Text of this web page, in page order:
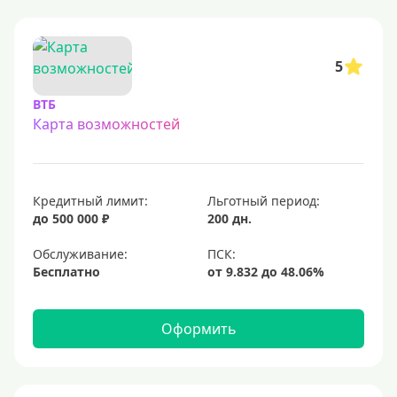
С процентом на остаток
Без процентов
5000 руб
10000 руб
20000 руб
25000 руб
5
ВТБ
Карта возможностей
Кредитный лимит:
до 500 000 ₽
Льготный период:
200 дн.
Обслуживание:
Бесплатно
Оформить